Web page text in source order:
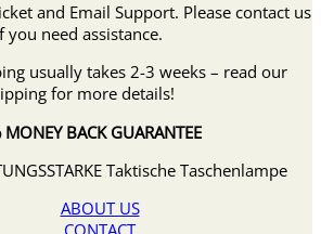
and Email Support. Please contact us
you need assistance.
usually takes 2-3 weeks – read our
for more details!
BACK GUARANTEE
Taktische Taschenlampe
ABOUT US